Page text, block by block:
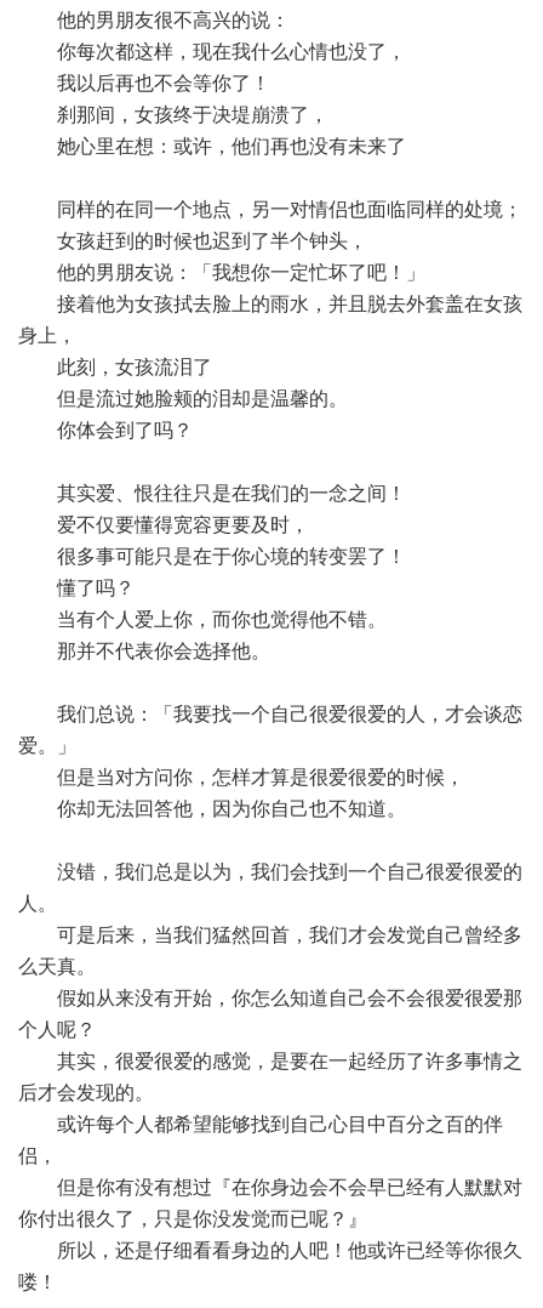
他的男朋友很不高兴的说：
你每次都这样，现在我什么心情也没了，
我以后再也不会等你了！
刹那间，女孩终于决堤崩溃了，
她心里在想：或许，他们再也没有未来了
同样的在同一个地点，另一对情侣也面临同样的处境；
女孩赶到的时候也迟到了半个钟头，
他的男朋友说：「我想你一定忙坏了吧！」
接着他为女孩拭去脸上的雨水，并且脱去外套盖在女孩
身上，
此刻，女孩流泪了
但是流过她脸颊的泪却是温馨的。
你体会到了吗？
其实爱、恨往往只是在我们的一念之间！
爱不仅要懂得宽容更要及时，
很多事可能只是在于你心境的转变罢了！
懂了吗？
当有个人爱上你，而你也觉得他不错。
那并不代表你会选择他。
我们总说：「我要找一个自己很爱很爱的人，才会谈恋
爱。」
但是当对方问你，怎样才算是很爱很爱的时候，
你却无法回答他，因为你自己也不知道。
没错，我们总是以为，我们会找到一个自己很爱很爱的
人。
可是后来，当我们猛然回首，我们才会发觉自己曾经多
么天真。
假如从来没有开始，你怎么知道自己会不会很爱很爱那
个人呢？
其实，很爱很爱的感觉，是要在一起经历了许多事情之
后才会发现的。
或许每个人都希望能够找到自己心目中百分之百的伴
侣，
但是你有没有想过『在你身边会不会早已经有人默默对
你付出很久了，只是你没发觉而已呢？』
所以，还是仔细看看身边的人吧！他或许已经等你很久
喽！